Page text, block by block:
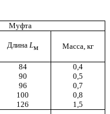
Муфта
Длина Lм Масса, кг
84
0,4
90
0,5
96
0,7
100
0,8
126
1,5